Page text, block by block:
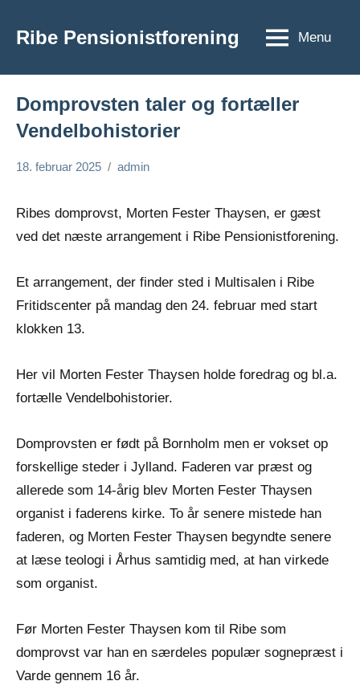
Ribe Pensionistforening
Ribe
Menu
Domprovsten taler og fortæller
Vendelbohistorier
aktiviteter
18. februar 2025 admin
Ribes domprovst, Morten Fester Thaysen, er gæst
ved det næste arrangement i Ribe Pensionistforening.
Et arrangement, der finder sted i Multisalen i Ribe
Fritidscenter på mandag den 24. februar med start
klokken 13.
Her vil Morten Fester Thaysen holde foredrag og bl.a.
fortælle Vendelbohistorier.
Domprovsten er født på Bornholm men er vokset op
forskellige steder i Jylland. Faderen var præst og
allerede som 14-årig blev Morten Fester Thaysen
organist i faderens kirke. To år senere mistede han
faderen, og Morten Fester Thaysen begyndte senere
at læse teologi i Århus samtidig med, at han virkede
som organist.
Før Morten Fester Thaysen kom til Ribe som
domprovst var han en særdeles populær sognepræst i
Varde gennem 16 år.